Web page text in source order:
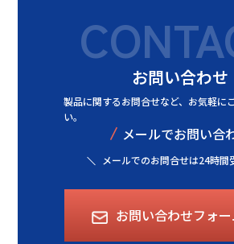
お問い合わせ
製品に関するお問合せなど、 お気軽に
い。
/ メールでお問い合
メールでのお問合せは24時間
お問い合わせフォ